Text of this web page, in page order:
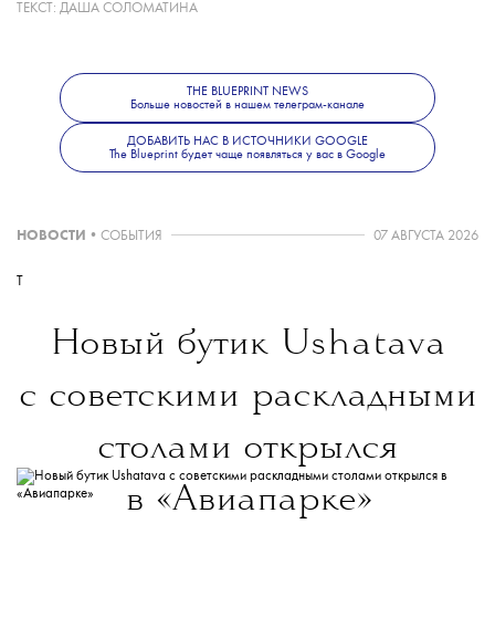
встречи с художниками, кураторами и
Больше новостей о моде, красоте
и современной культуре — в телеграм-канале
The Blueprint News.
ТЕКСТ: ДАША СОЛОМАТИНА
THE BLUEPRINT NEWS
Больше новостей в нашем телеграм-канале
ДОБАВИТЬ НАС В ИСТОЧНИКИ GOOGLE
The Blueprint будет чаще появляться у вас в Google
НОВОСТИ • СОБЫТИЯ 07 АВГУСТА 2026
T
Новый бутик Ushatava
с советскими раскладными
столами открылся
в «Авиапарке»